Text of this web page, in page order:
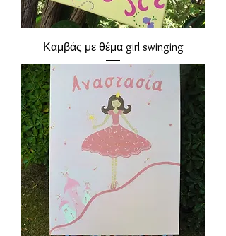
Καμβάς με θέμα girl swinging